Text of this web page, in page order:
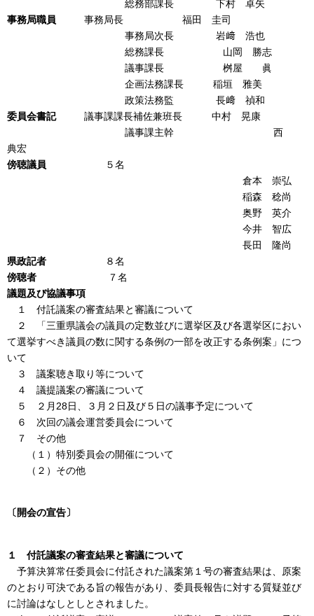
総務部課長 下村 卓矢
事務局職員 事務局長 福田 圭司
事務局次長 岩﨑 浩也
総務課長 山岡 勝志
議事課長 桝屋 眞
企画法務課長 稲垣 雅美
政策法務監 長﨑 禎和
委員会書記 議事課課長補佐兼班長 中村 晃康
議事課主幹 西
典宏
傍聴議員
５名
倉本 崇弘
稲森 稔尚
奥野 英介
今井 智広
長田 隆尚
県政記者
８名
傍聴者
７名
議題及び協議事項
１ 付託議案の審査結果と審議について
２ 「三重県議会の議員の定数並びに選挙区及び各選挙区におい
て選挙すべき議員の数に関する条例の一部を改正する条例案」につ
いて
３ 議案聴き取り等について
４ 議提議案の審議について
５ ２月28日、３月２日及び５日の議事予定について
６ 次回の議会運営委員会について
７ その他
（１）特別委員会の開催について
（２）その他
〔開会の宣告〕
１ 付託議案の審査結果と審議について
予算決算常任委員会に付託された議案第１号の審査結果は、原案
のとおり可決である旨の報告があり、委員長報告に対する質疑並び
に討論はなしとしとされました。